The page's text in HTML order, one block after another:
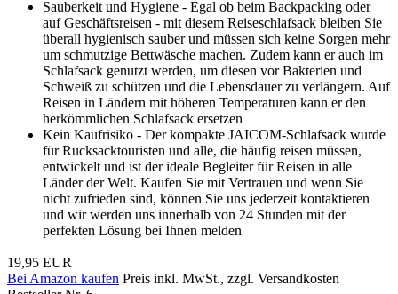
Sauberkeit und Hygiene - Egal ob beim Backpacking oder
auf Geschäftsreisen - mit diesem Reiseschlafsack bleiben Sie
überall hygienisch sauber und müssen sich keine Sorgen mehr
um schmutzige Bettwäsche machen. Zudem kann er auch im
Schlafsack genutzt werden, um diesen vor Bakterien und
Schweiß zu schützen und die Lebensdauer zu verlängern. Auf
Reisen in Ländern mit höheren Temperaturen kann er den
herkömmlichen Schlafsack ersetzen
Kein Kaufrisiko - Der kompakte JAICOM-Schlafsack wurde
für Rucksacktouristen und alle, die häufig reisen müssen,
entwickelt und ist der ideale Begleiter für Reisen in alle
Länder der Welt. Kaufen Sie mit Vertrauen und wenn Sie
nicht zufrieden sind, können Sie uns jederzeit kontaktieren
und wir werden uns innerhalb von 24 Stunden mit der
perfekten Lösung bei Ihnen melden
19,95 EUR
Bei Amazon kaufen Preis inkl. MwSt., zzgl. Versandkosten